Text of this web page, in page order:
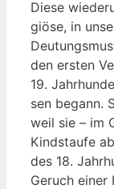
Die­se
giö­se, in
den ers­ten
19.
sen begann.
weil sie – im
Kinds­tau­fe
des 18.
Geruch